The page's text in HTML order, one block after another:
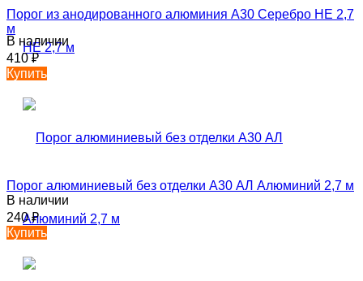
Порог из анодированного алюминия А30 Серебро НЕ 2,7
м
В наличии
410₽
Купить
Порог алюминиевый без отделки А30 АЛ Алюминий 2,7 м
В наличии
240₽
Купить